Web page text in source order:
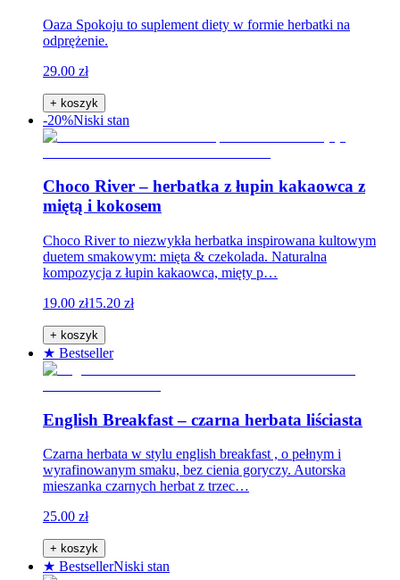
Oaza Spokoju to suplement diety w formie herbatki na
odprężenie.
29.00 zł
+ koszyk
-20%Niski stan
Choco River – herbatka z łupin kakaowca z
miętą i kokosem
Choco River to niezwykła herbatka inspirowana kultowym
duetem smakowym: mięta & czekolada. Naturalna
kompozycja z łupin kakaowca, mięty p…
19.00 zł15.20 zł
+ koszyk
★ Bestseller
English Breakfast – czarna herbata liściasta
Czarna herbata w stylu english breakfast , o pełnym i
wyrafinowanym smaku, bez cienia goryczy. Autorska
mieszanka czarnych herbat z trzec…
25.00 zł
+ koszyk
★ BestsellerNiski stan